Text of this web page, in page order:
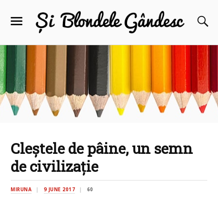
Cleștele de pâine, un semn
de civilizație
MIRUNA 9 JUNE 2017 60